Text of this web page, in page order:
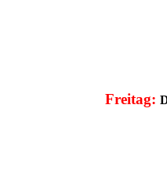
Freitag: